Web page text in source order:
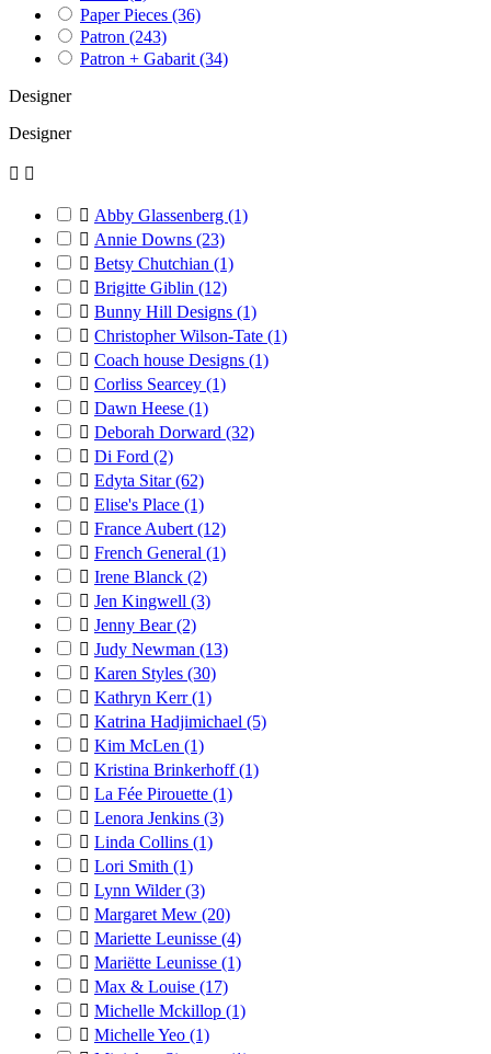
Paper Pieces (36)
Patron (243)
Patron + Gabarit (34)
Designer
Designer
 
 Abby Glassenberg (1)
 Annie Downs (23)
 Betsy Chutchian (1)
 Brigitte Giblin (12)
 Bunny Hill Designs (1)
 Christopher Wilson-Tate (1)
 Coach house Designs (1)
 Corliss Searcey (1)
 Dawn Heese (1)
 Deborah Dorward (32)
 Di Ford (2)
 Edyta Sitar(62)
 Elise's Place (1)
 France Aubert (12)
 French General (1)
 Irene Blanck (2)
 Jen Kingwell (3)
 Jenny Bear(2)
 Judy Newman (13)
 Karen Styles (30)
 Kathryn Kerr(1)
 Katrina Hadjimichael (5)
 Kim McLen (1)
 Kristina Brinkerhoff(1)
 La Fée Pirouette (1)
 Lenora Jenkins (3)
 Linda Collins (1)
 Lori Smith (1)
 Lynn Wilder(3)
 Margaret Mew (20)
 Mariette Leunisse (4)
 Mariëtte Leunisse (1)
 Max & Louise (17)
 Michelle Mckillop (1)
 Michelle Yeo (1)